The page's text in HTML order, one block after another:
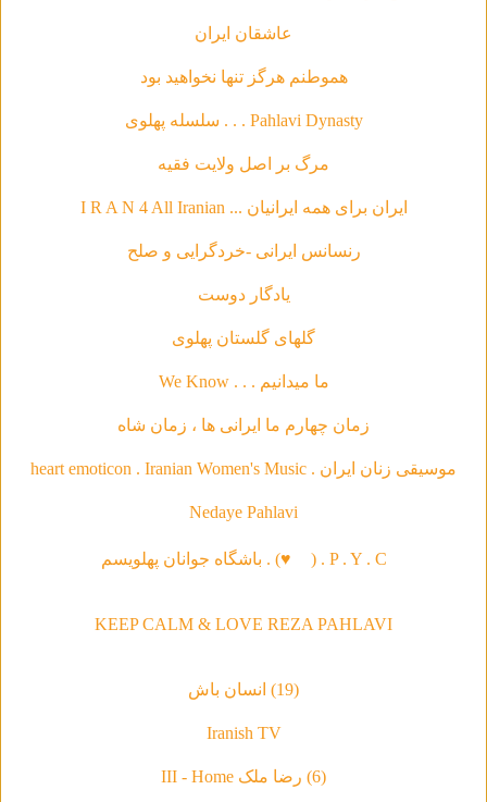
عاشقان ایران
هموطنم هرگز تنها نخواهید بود
Pahlavi Dynasty . . . سلسله‌ پهلوی
مرگ بر اصل ولایت فقیه
ایران برای همه ایرانیان ... I R A N 4 All Iranian
رنسانس ایرانی -خردگرایی و صلح
يادگار دوست
گلهاى گلستان پهلوى
ما ميدانيم . . . We Know
زمان چهارم ما ايرانى ها ، زمان شاه
موسیقی‌ زنان ایران . heart emoticon . Iranian Women's Music
Nedaye Pahlavi
P . Y . C . (
♥) . باشگاه جوانان پهلویسم
KEEP CALM & LOVE REZA PAHLAVI
(19) انسان باش
Iranish TV
(6) رضا ملک III - Home